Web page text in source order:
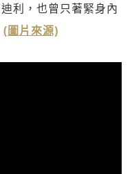
利，也曾只著緊身內
(圖片來源)